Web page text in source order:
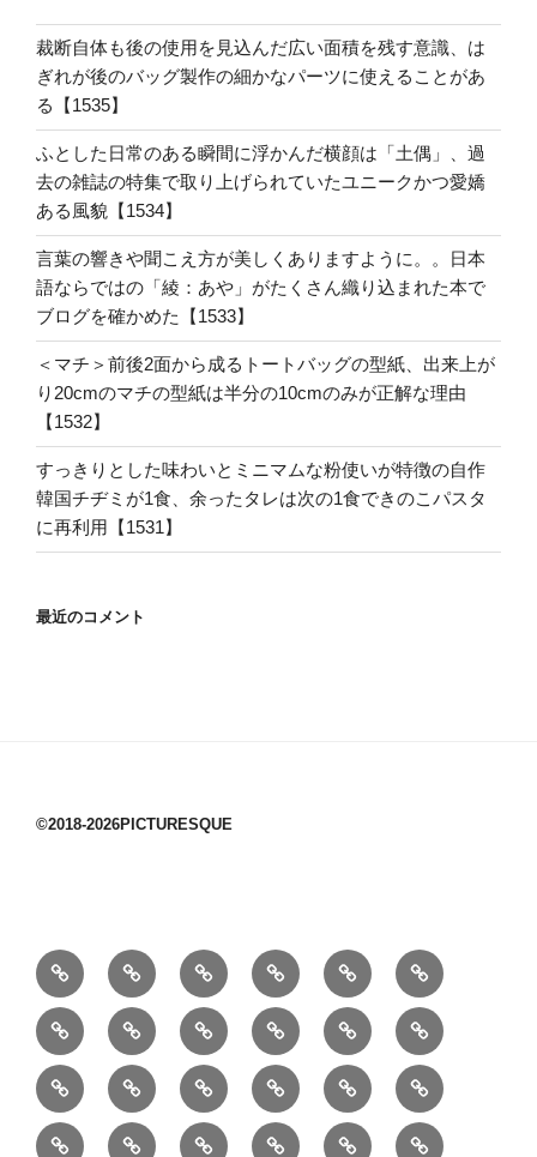
裁断自体も後の使用を見込んだ広い面積を残す意識、は
ぎれが後のバッグ製作の細かなパーツに使えることがあ
る【1535】
ふとした日常のある瞬間に浮かんだ横顔は「土偶」、過
去の雑誌の特集で取り上げられていたユニークかつ愛嬌
ある風貌【1534】
言葉の響きや聞こえ方が美しくありますように。。日本
語ならではの「綾：あや」がたくさん織り込まれた本で
ブログを確かめた【1533】
＜マチ＞前後2面から成るトートバッグの型紙、出来上が
り20cmのマチの型紙は半分の10cmのみが正解な理由
【1532】
すっきりとした味わいとミニマムな粉使いが特徴の自作
韓国チヂミが1食、余ったタレは次の1食できのこパスタ
に再利用【1531】
最近のコメント
©2018-2026PICTURESQUE
1/10：
材
料
10/10：
ジ
ュ
エ
リ
ー
2/10：
製
作
3/10：
は
ぎ
れ
4/10：
Ｈ
Ｍ
Ｂ
教
室
5/10：
事
業
6/10：
読
書
7/10：
食・
健
康
8/10：
リ
フ
ォ
ー
9/10：
コ
ー
デ
creema
で
販
売
中
①
入
園
バ
ッ
②
半
月
③
巾
着
④
巾
着
⑤
巾
着
⑥
小
動
⑦
リ
ュ
⑧
⑨
⑩
⑪
⑫
⑬